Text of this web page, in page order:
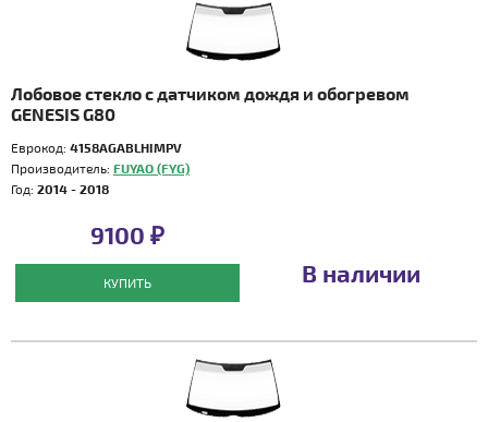
Лобовое стекло с датчиком дождя и обогревом
GENESIS G80
Еврокод: 4158AGABLHIMPV
Производитель: FUYAO (FYG)
Год: 2014 - 2018
9100 ₽
КУПИТЬ В наличии